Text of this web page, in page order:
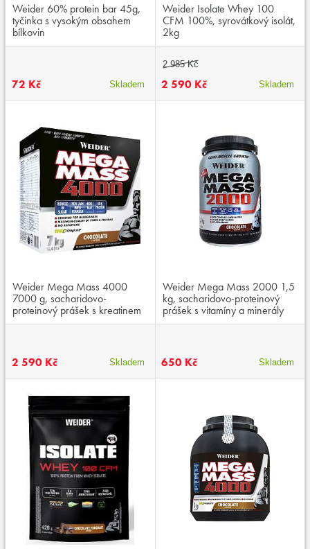
Weider 60% protein bar 45g,
tyčinka s vysokým obsahem
bílkovin
72 Kč Skladem
Weider Isolate Whey 100
CFM 100%, syrovátkový isolát,
2kg
2 985 Kč
2 590 Kč Skladem
Weider Mega Mass 4000
7000 g, sacharidovo-
proteinový prášek s kreatinem
a vitaminy
2 590 Kč Skladem
Weider Mega Mass 2000 1,5
kg, sacharidovo-proteinový
prášek s vitamíny a minerály
650 Kč Skladem